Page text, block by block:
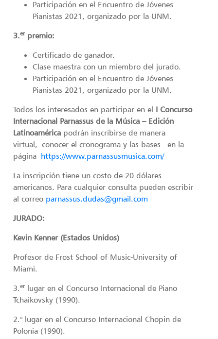
Participación en el Encuentro de Jóvenes
Pianistas 2021, organizado por la UNM.
3.erpremio:
Certificado de ganador.
Clase maestra con un miembro del jurado.
Participación en el Encuentro de Jóvenes
Pianistas 2021, organizado por la UNM.
Todos los interesados en participar en el I Concurso
Internacional Parnassus de la Música – Edición
Latinoamérica podrán inscribirse de manera
virtual, conocer el cronograma y las bases en la
página https://www.parnassusmusica.com/
La inscripción tiene un costo de 20 dólares
americanos. Para cualquier consulta pueden escribir
al correo parnassus.dudas@gmail.com
JURADO:
Kevin Kenner (Estados Unidos)
Profesor de Frost School of Music-University of
Miami.
3.erlugar en el Concurso Internacional de Piano
Tchaikovsky (1990).
2.° lugar en el Concurso Internacional Chopin de
Polonia (1990).